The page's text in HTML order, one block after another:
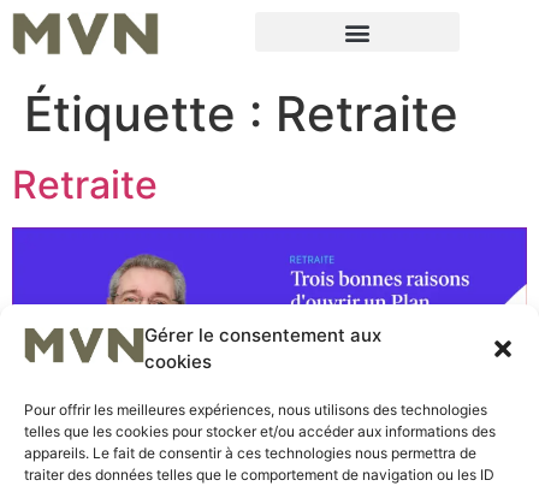
Gérer le consentement aux
cookies
Pour offrir les meilleures expériences, nous utilisons des technologies
telles que les cookies pour stocker et/ou accéder aux informations des
appareils. Le fait de consentir à ces technologies nous permettra de
traiter des données telles que le comportement de navigation ou les ID
Étiquette : Retraite
Retraite